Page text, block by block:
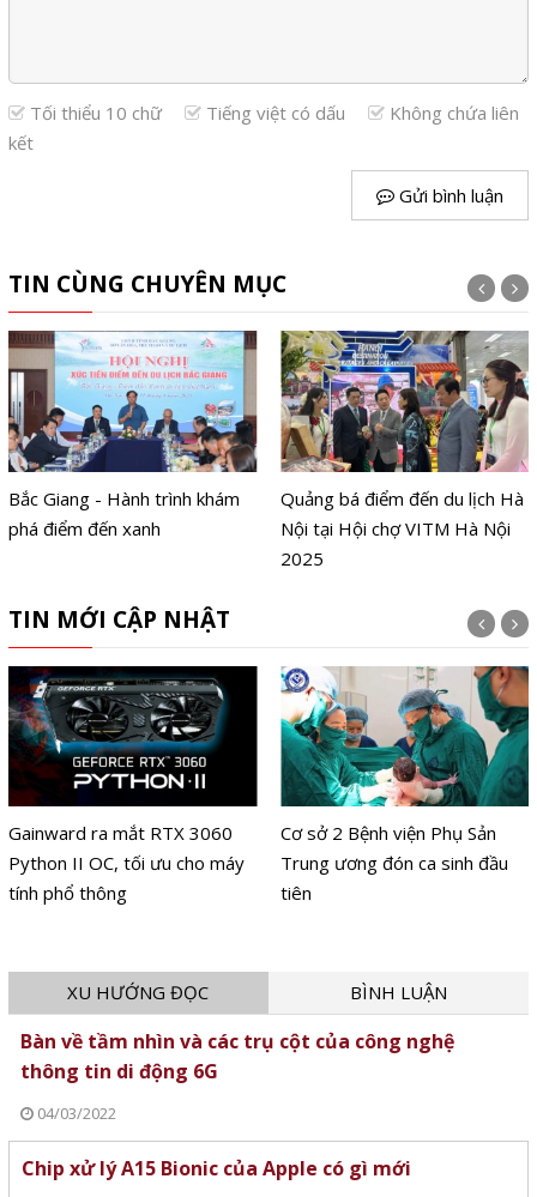
Tối thiểu 10 chữ Tiếng việt có dấu
Không chứa liên
kết
Gửi bình luận
TIN CÙNG CHUYÊN MỤC
Bắc Giang - Hành trình khám
phá điểm đến xanh
Quảng bá điểm đến du lịch Hà
Nội tại Hội chợ VITM Hà Nội
2025
TIN MỚI CẬP NHẬT
Gainward ra mắt RTX 3060
Python II OC, tối ưu cho máy
tính phổ thông
Cơ sở 2 Bệnh viện Phụ Sản
Trung ương đón ca sinh đầu
tiên
XU HƯỚNG ĐỌC BÌNH LUẬN
Bàn về tầm nhìn và các trụ cột của công nghệ
thông tin di động 6G
04/03/2022
Chip xử lý A15 Bionic của Apple có gì mới